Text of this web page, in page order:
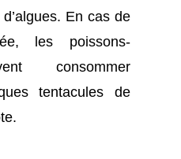
En cas de
les poissons-
consommer
tentacules de